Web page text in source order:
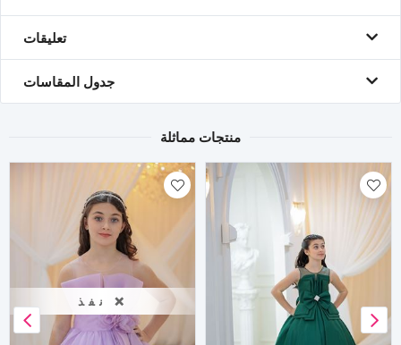
تعليقات
جدول المقاسات
منتجات مماثلة
نفذ ❌